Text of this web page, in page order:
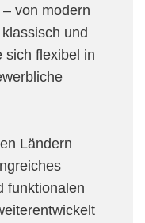
von modern
und
sich flexibel in
Ländern
funktionalen